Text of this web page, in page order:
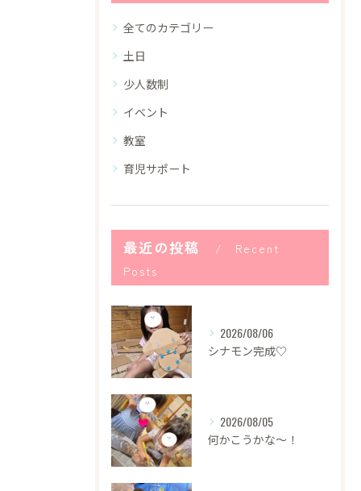
全てのカテゴリー
土日
少人数制
イベント
教室
育児サポート
最近の投稿
Recent
Posts
2026/08/06
シナモン完成♡
2026/08/05
何かこうかな〜！